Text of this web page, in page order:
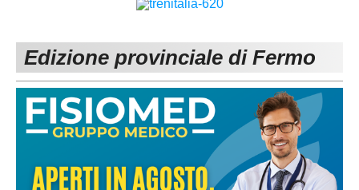
MACERATA
PESARO URBINO
Carica la tua Rosa
ECCELLENZA
PROMOZIONE
1^ CATEGORIA
2^ CATEGORIA
NAZIONALI
REGIONALI
DIRETTA
Edizione provinciale di Fermo